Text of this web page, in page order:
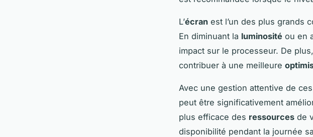
L’écran est l’un des plus grands
En diminuant la luminosité ou en
impact sur le processeur. De
contribuer à une meilleure
Avec une gestion attentive de ces
peut être significativement
plus efficace des ressources de
disponibilité pendant la journée